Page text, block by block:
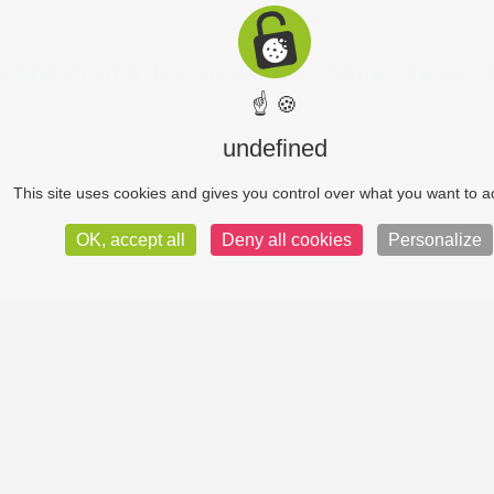
droit à des aides spécifiques de la
☝ 🍪
undefined
This site uses cookies and gives you control over what you want to
OK, accept all Deny all cookies Personalize